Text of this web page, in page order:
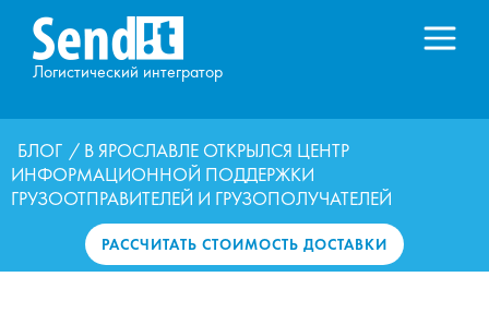
Логистический интегратор
БЛОГ / В ЯРОСЛАВЛЕ ОТКРЫЛСЯ ЦЕНТР
ИНФОРМАЦИОННОЙ ПОДДЕРЖКИ
ГРУЗООТПРАВИТЕЛЕЙ И ГРУЗОПОЛУЧАТЕЛЕЙ
РАССЧИТАТЬ СТОИМОСТЬ ДОСТАВКИ